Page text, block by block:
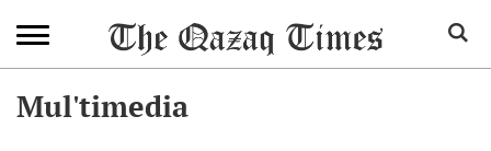
Mul'timedia